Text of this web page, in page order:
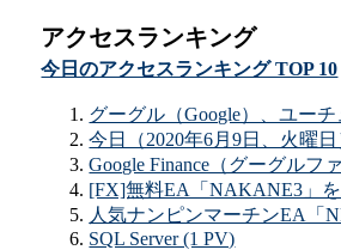
アクセスランキング
今日のアクセスランキング TOP 10
グーグル（Google）、ユー
今日（2020年6月9日、火曜
Google Finance（グーグル
[FX]無料EA「NAKANE3」
人気ナンピンマーチンEA「
SQL Server (1 PV)